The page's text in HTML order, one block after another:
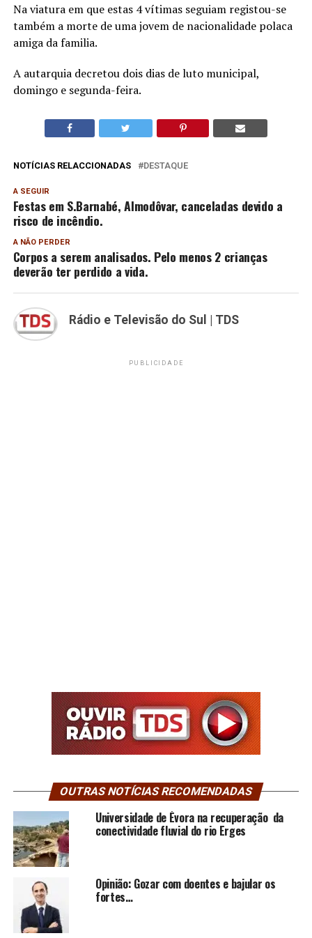
Na viatura em que estas 4 vítimas seguiam registou-se
também a morte de uma jovem de nacionalidade polaca
amiga da familia.
A autarquia decretou dois dias de luto municipal,
domingo e segunda-feira.
NOTÍCIAS RELACCIONADAS DESTAQUE
A SEGUIR
Festas em S.Barnabé, Almodôvar, canceladas devido a
risco de incêndio.
A NÃO PERDER
Corpos a serem analisados. Pelo menos 2 crianças
deverão ter perdido a vida.
Rádio e Televisão do Sul | TDS
PUBLICIDADE
OUTRAS NOTÍCIAS RECOMENDADAS
Universidade de Évora na recuperação da
conectividade fluvial do rio Erges
Opinião: Gozar com doentes e bajular os
fortes…